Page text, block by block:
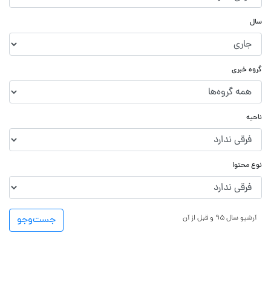
سال
گروه خبری
ناحیه
نوع محتوا
جست‌و‌جو آرشیو سال ۹۵ و قبل از آن